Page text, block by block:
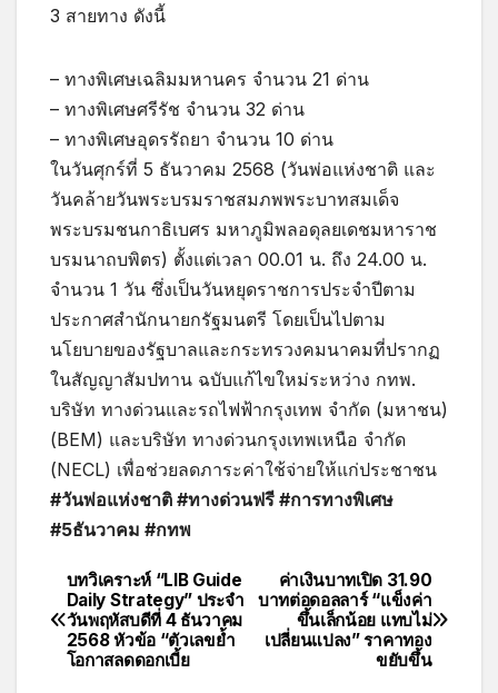
3 สายทาง ดังนี้
– ทางพิเศษเฉลิมมหานคร จำนวน 21 ด่าน
– ทางพิเศษศรีรัช จำนวน 32 ด่าน
– ทางพิเศษอุดรรัถยา จำนวน 10 ด่าน
ในวันศุกร์ที่ 5 ธันวาคม 2568 (วันพ่อแห่งชาติ และ
วันคล้ายวันพระบรมราชสมภพพระบาทสมเด็จ
พระบรมชนกาธิเบศร มหาภูมิพลอดุลยเดชมหาราช
บรมนาถบพิตร) ตั้งแต่เวลา 00.01 น. ถึง 24.00 น.
จำนวน 1 วัน ซึ่งเป็นวันหยุดราชการประจำปีตาม
ประกาศสำนักนายกรัฐมนตรี โดยเป็นไปตาม
นโยบายของรัฐบาลและกระทรวงคมนาคมที่ปรากฏ
ในสัญญาสัมปทาน ฉบับแก้ไขใหม่ระหว่าง กทพ.
บริษัท ทางด่วนและรถไฟฟ้ากรุงเทพ จำกัด (มหาชน)
(BEM) และบริษัท ทางด่วนกรุงเทพเหนือ จำกัด
(NECL) เพื่อช่วยลดภาระค่าใช้จ่ายให้แก่ประชาชน
#วันพ่อแห่งชาติ #ทางด่วนฟรี #การทางพิเศษ
#5ธันวาคม #กทพ
ค่าเงินบาทเปิด 31.90
บาทต่อดอลลาร์ “แข็งค่า
ขึ้นเล็กน้อย แทบไม่
เปลี่ยนแปลง” ราคาทอง
ขยับขึ้น
บทวิเคราะห์ “LIB Guide
Daily Strategy” ประจำ
วันพฤหัสบดีที่ 4 ธันวาคม
2568 หัวข้อ “ตัวเลขย้ำ
โอกาสลดดอกเบี้ย